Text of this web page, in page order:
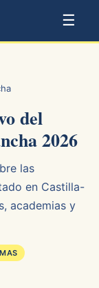
☰
del
2026
las
en Castilla-
academias y